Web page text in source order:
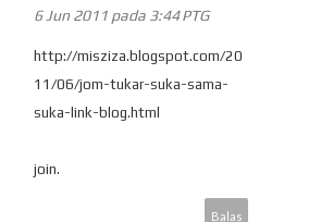
6 Jun 2011 pada 3:44 PTG
http://misziza.blogspot.com/20
11/06/jom-tukar-suka-sama-
suka-link-blog.html
join.
Balas